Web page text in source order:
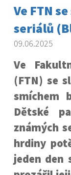
Ve FTN
seriálů
09.06.2025
Ve
(FTN) se
smíchem
Dětské
známých
hrdiny
jeden den